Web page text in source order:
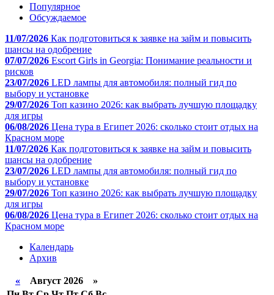
Популярное
Обсуждаемое
11/07/2026 Как подготовиться к заявке на займ и повысить
шансы на одобрение
07/07/2026 Escort Girls in Georgia: Понимание реальности и
рисков
23/07/2026 LED лампы для автомобиля: полный гид по
выбору и установке
29/07/2026 Топ казино 2026: как выбрать лучшую площадку
для игры
06/08/2026 Цена тура в Египет 2026: сколько стоит отдых на
Красном море
11/07/2026 Как подготовиться к заявке на займ и повысить
шансы на одобрение
23/07/2026 LED лампы для автомобиля: полный гид по
выбору и установке
29/07/2026 Топ казино 2026: как выбрать лучшую площадку
для игры
06/08/2026 Цена тура в Египет 2026: сколько стоит отдых на
Красном море
Календарь
Архив
« Август 2026 »